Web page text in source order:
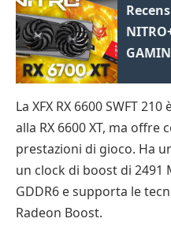
La XFX RX 6600 SWFT
alla RX 6600 XT, ma offre
prestazioni di gioco. Ha
un clock di boost di 2491
GDDR6 e supporta le
Radeon Boost.